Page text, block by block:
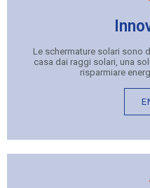
Le schermature solari sono
casa dai raggi solari, una
risparmiare